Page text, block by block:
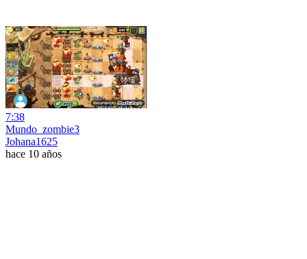
7:38
Mundo_zombie3
Johana1625
hace 10 años